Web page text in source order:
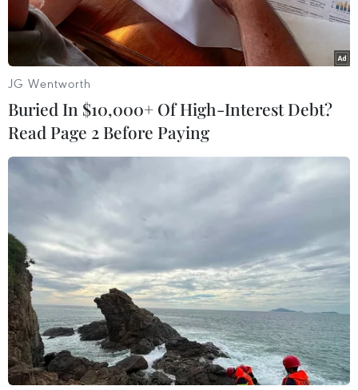
Các quan chức Mỹ cho biết ngày 15/5, một sà lan
đã đâm vào một trụ cầu ở thành phố Galveston
của bang Texas, gây tràn dầu đồng thời dẫn tới
việc phải đóng tuyến đường thủy duy nhất đến
một đảo khu.
JG Wentworth
Buried In $10,000+ Of High-Interest Debt?
Read Page 2 Before Paying